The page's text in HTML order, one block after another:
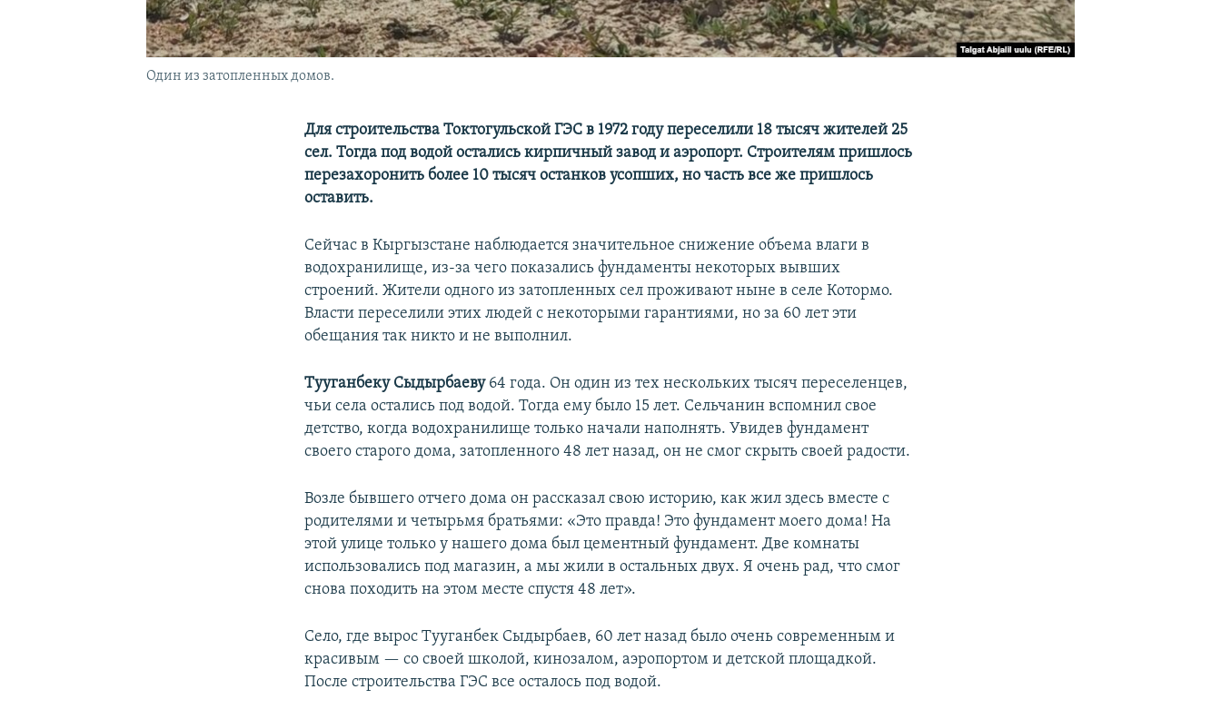
Один из затопленных домов.
Для строительства Токтогульской ГЭС в 1972 году переселили 18 тысяч жителей 25
сел. Тогда под водой остались кирпичный завод и аэропорт. Строителям пришлось
перезахоронить более 10 тысяч останков усопших, но часть все же пришлось
оставить.
Сейчас в Кыргызстане наблюдается значительное снижение объема влаги в
водохранилище, из-за чего показались фундаменты некоторых вывших
строений. Жители одного из затопленных сел проживают ныне в селе Котормо.
Власти переселили этих людей с некоторыми гарантиями, но за 60 лет эти
обещания так никто и не выполнил.
Тууганбеку Сыдырбаеву 64 года. Он один из тех нескольких тысяч переселенцев,
чьи села остались под водой. Тогда ему было 15 лет. Сельчанин вспомнил свое
детство, когда водохранилище только начали наполнять. Увидев фундамент
своего старого дома, затопленного 48 лет назад, он не смог скрыть своей радости.
Возле бывшего отчего дома он рассказал свою историю, как жил здесь вместе с
родителями и четырьмя братьями: «Это правда! Это фундамент моего дома! На
этой улице только у нашего дома был цементный фундамент. Две комнаты
использовались под магазин, а мы жили в остальных двух. Я очень рад, что смог
снова походить на этом месте спустя 48 лет».
Село, где вырос Тууганбек Сыдырбаев, 60 лет назад было очень современным и
красивым — со своей школой, кинозалом, аэропортом и детской площадкой.
После строительства ГЭС все осталось под водой.